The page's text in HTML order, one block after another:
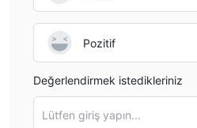
Pozitif
Değerlendirmek istedikleriniz
Lütfen giriş yapın...